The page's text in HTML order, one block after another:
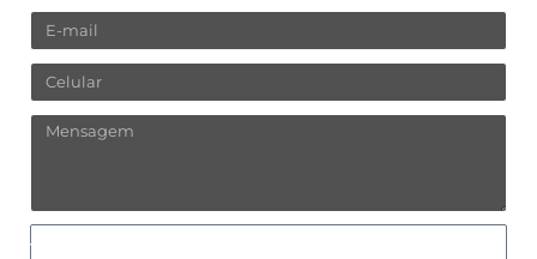
Email
Celular
Mensagem
Como